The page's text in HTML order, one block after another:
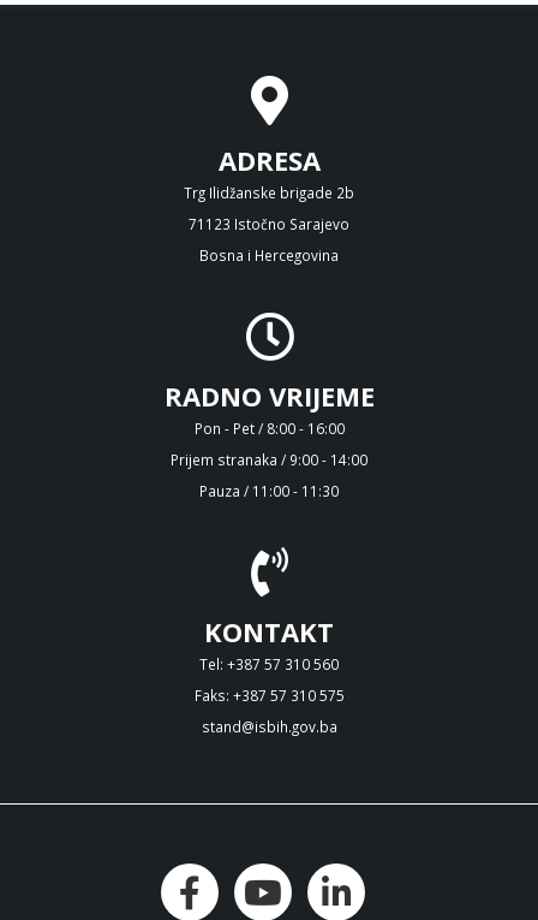
ADRESA
Trg Ilidžanske brigade 2b
71123 Istočno Sarajevo
Bosna i Hercegovina
RADNO VRIJEME
Pon - Pet / 8:00 - 16:00
Prijem stranaka / 9:00 - 14:00
Pauza / 11:00 - 11:30
KONTAKT
Tel: +387 57 310 560
Faks: +387 57 310 575
stand@isbih.gov.ba